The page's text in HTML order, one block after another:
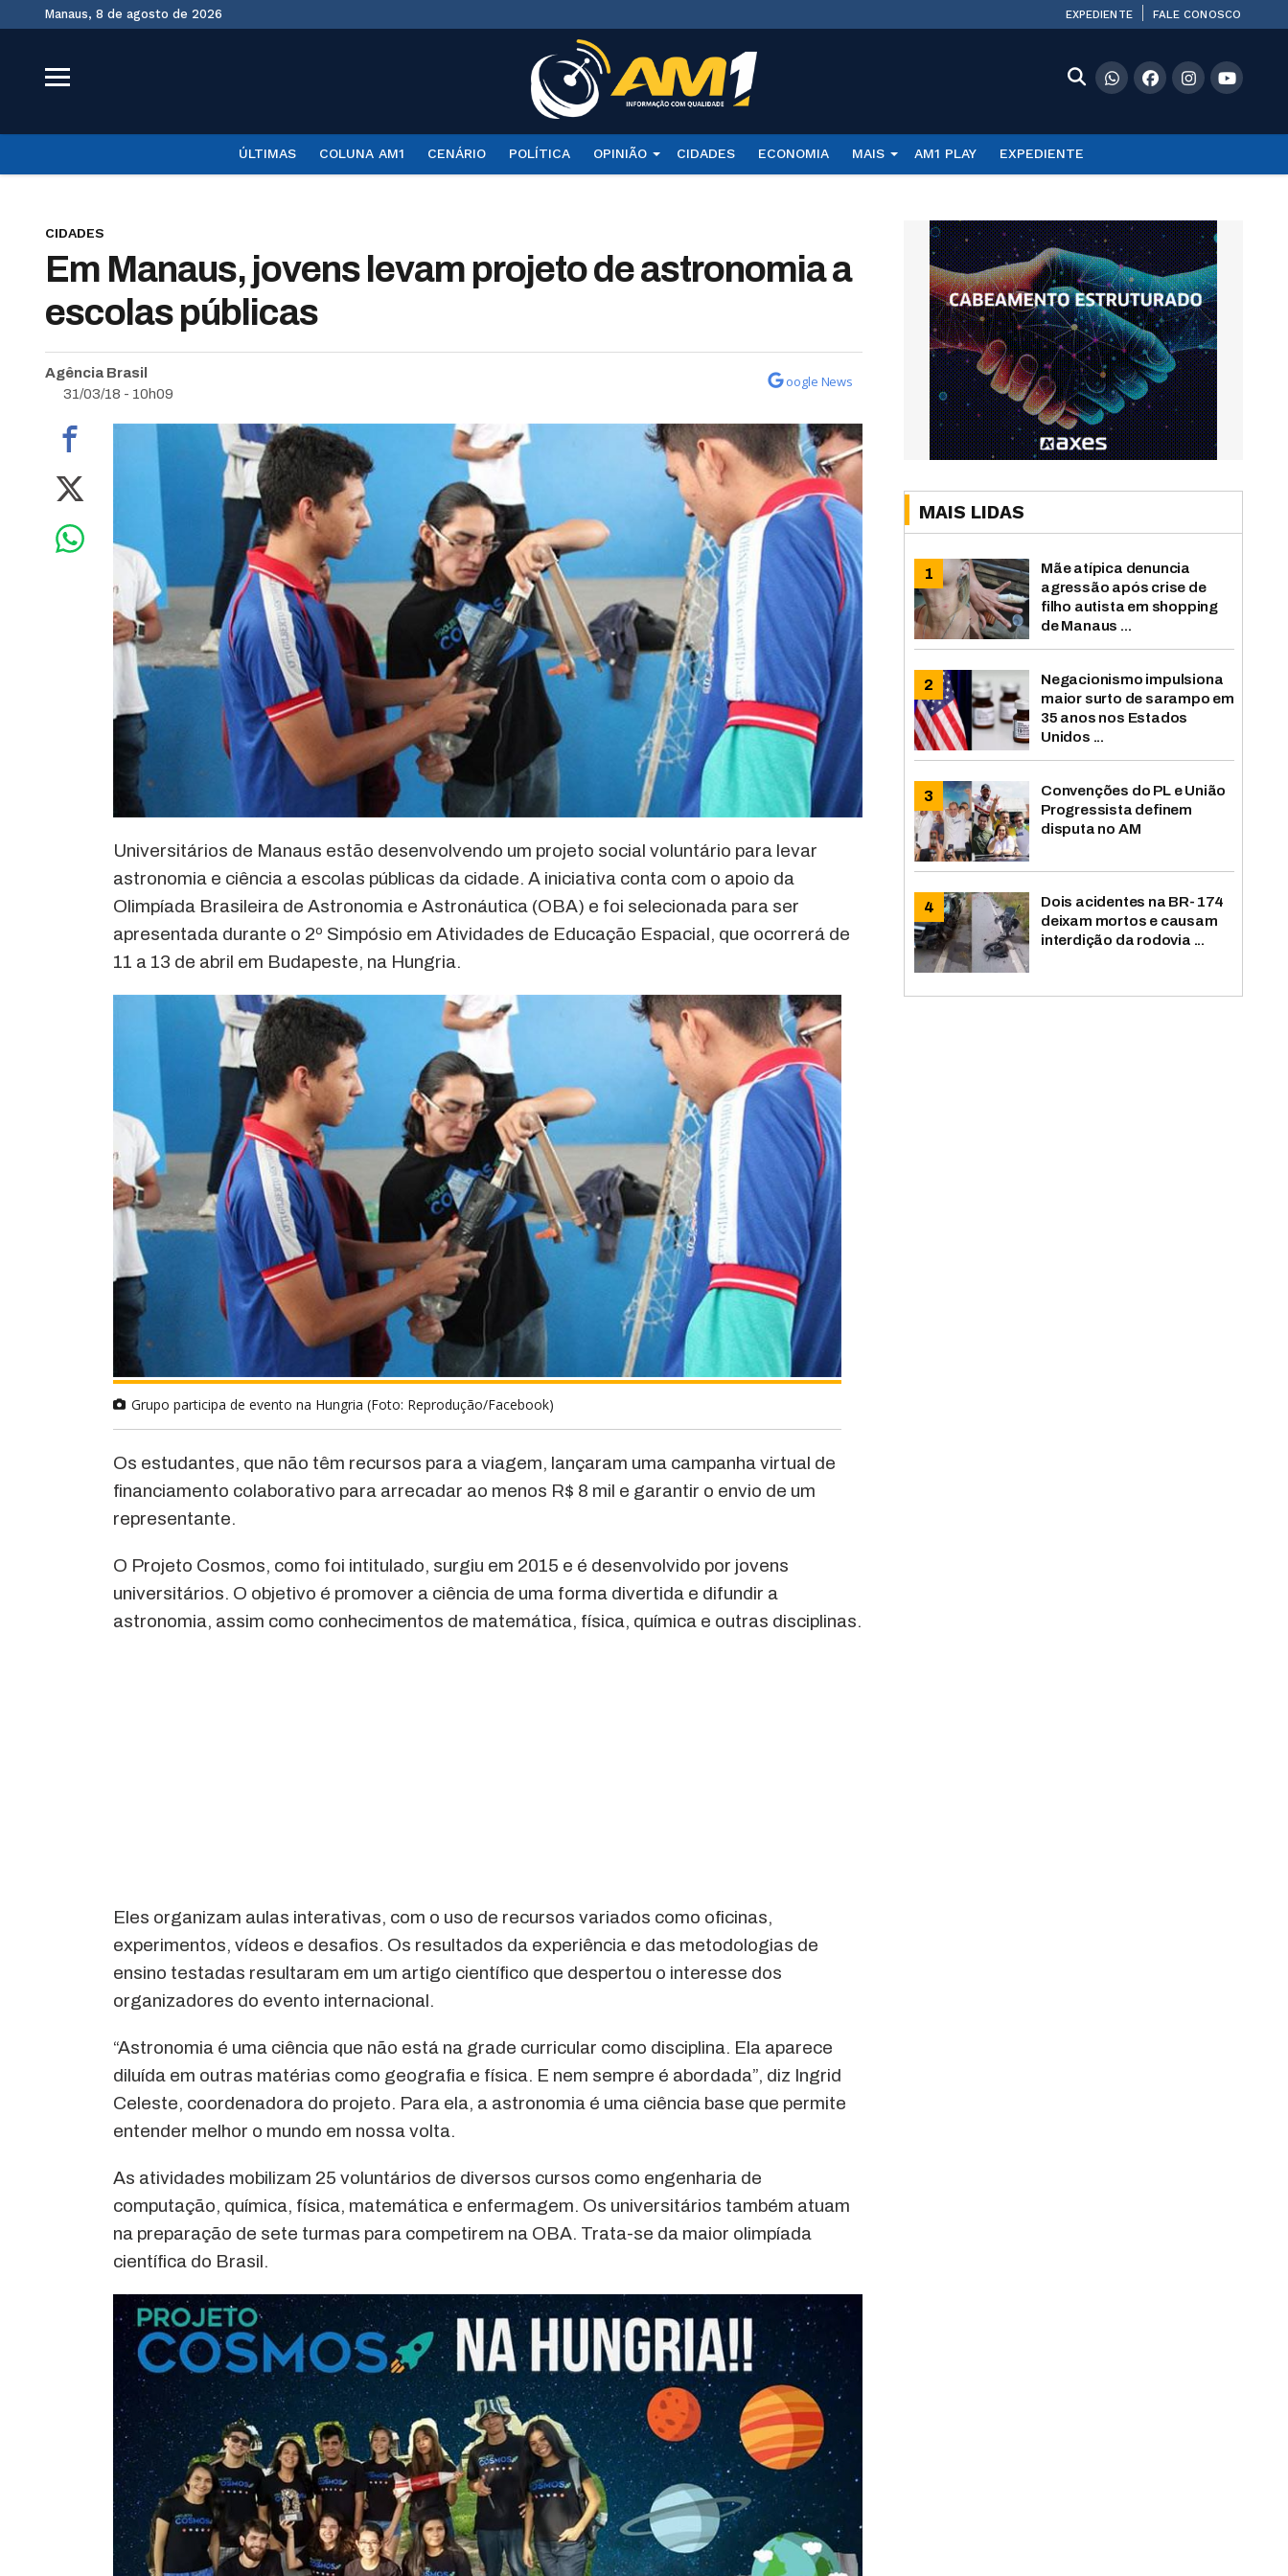
Manaus, 8 de agosto de 2026 EXPEDIENTE FALE CONOSCO
ÚLTIMAS COLUNA AM1 CENÁRIO POLÍTICA OPINIÃO CIDADES ECONOMIA MAIS AM1 PLAY EXPEDIENTE
CIDADES
Em Manaus, jovens levam projeto de astronomia a
escolas públicas
Agência Brasil
31/03/18 - 10h09
oogle News
Universitários de Manaus estão desenvolvendo um projeto social voluntário para levar
astronomia e ciência a escolas públicas da cidade. A iniciativa conta com o apoio da
Olimpíada Brasileira de Astronomia e Astronáutica (OBA) e foi selecionada para ser
apresentada durante o 2º Simpósio em Atividades de Educação Espacial, que ocorrerá de
11 a 13 de abril em Budapeste, na Hungria.
Grupo participa de evento na Hungria (Foto: Reprodução/Facebook)
Os estudantes, que não têm recursos para a viagem, lançaram uma campanha virtual de
financiamento colaborativo para arrecadar ao menos R$ 8 mil e garantir o envio de um
representante.
O Projeto Cosmos, como foi intitulado, surgiu em 2015 e é desenvolvido por jovens
universitários. O objetivo é promover a ciência de uma forma divertida e difundir a
astronomia, assim como conhecimentos de matemática, física, química e outras disciplinas.
Eles organizam aulas interativas, com o uso de recursos variados como oficinas,
experimentos, vídeos e desafios. Os resultados da experiência e das metodologias de
ensino testadas resultaram em um artigo científico que despertou o interesse dos
organizadores do evento internacional.
“Astronomia é uma ciência que não está na grade curricular como disciplina. Ela aparece
diluída em outras matérias como geografia e física. E nem sempre é abordada”, diz Ingrid
Celeste, coordenadora do projeto. Para ela, a astronomia é uma ciência base que permite
entender melhor o mundo em nossa volta.
As atividades mobilizam 25 voluntários de diversos cursos como engenharia de
computação, química, física, matemática e enfermagem. Os universitários também atuam
na preparação de sete turmas para competirem na OBA. Trata-se da maior olimpíada
científica do Brasil.
MAIS LIDAS
Mãe atípica denuncia
agressão após crise de
filho autista em shopping
de Manaus ...
Negacionismo impulsiona
maior surto de sarampo em
35 anos nos Estados
Unidos ...
Convenções do PL e União
Progressista definem
disputa no AM
Dois acidentes na BR-174
deixam mortos e causam
interdição da rodovia ...